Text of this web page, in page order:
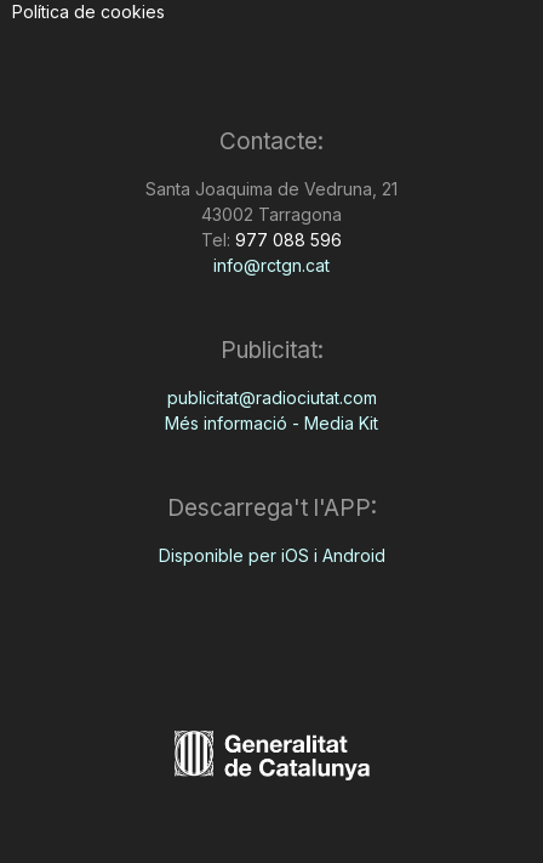
Política de cookies
Contacte:
Santa Joaquima de Vedruna, 21
43002 Tarragona
Tel: 977 088 596
info@rctgn.cat
Publicitat:
publicitat@radiociutat.com
Més informació - Media Kit
Descarrega't l'APP:
Disponible per iOS i Android